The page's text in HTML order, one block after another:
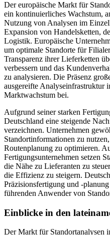
Der europäische Markt für
ein kontinuierliches Wachstum,
Nutzung von Analysen im
Expansion von Handelsketten,
Logistik. Europäische
um optimale Standorte für
Transparenz ihrer Lieferketten
verbessern und das
zu analysieren. Die Präsenz
ausgereifte Analyseinfrastruktur
Marktwachstum bei.
Aufgrund seiner starken
Deutschland eine steigende
verzeichnen. Unternehmen
Standortinformationen zu
Routenplanung zu optimieren.
Fertigungsunternehmen setzen
die Nähe zu Lieferanten zu
die Effizienz zu steigern.
Präzisionsfertigung und -
führenden Anwender von
Einblicke in den
Der Markt für Standortanalysen